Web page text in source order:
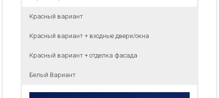
Красный вариант
Красный вариант + входные двери/окна
Красный вариант + отделка фасада
Белый Вариант